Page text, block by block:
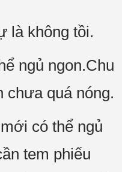
là không tồi.
ngủ ngon.Chu
chưa quá nóng.
có thể ngủ
tem phiếu